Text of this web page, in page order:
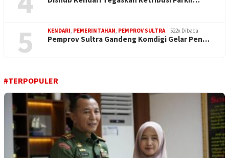
5 KENDARI, PEMERINTAHAN, PEMPROV SULTRA 522x Dibaca
Pemprov Sultra Gandeng Komdigi Gelar Pen…
#TERPOPULER